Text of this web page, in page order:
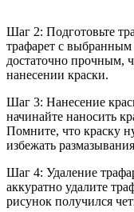
Шаг 2: Подготовьте
трафарет с
достаточно прочным,
нанесении краски.
Шаг 3: Нанесение
начинайте наносить
Помните, что краску
избежать
Шаг 4: Удаление
аккуратно удалите
рисунок получился